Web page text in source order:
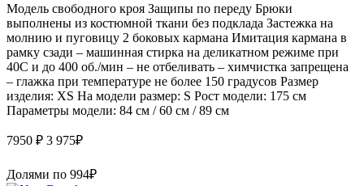
Модель свободного кроя Защипы по переду Брюки
выполнены из костюмной ткани без подклада Застежка на
молнию и пуговицу 2 боковых кармана Имитация кармана в
рамку сзади – машинная стирка на деликатном режиме при
40С и до 400 об./мин – не отбеливать – химчистка запрещена
– глажка при температуре не более 150 градусов Размер
изделия: XS На модели размер: S Рост модели: 175 см
Параметры модели: 84 см / 60 см / 89 см
7950 ₽ 3 975₽
Долями по 994₽